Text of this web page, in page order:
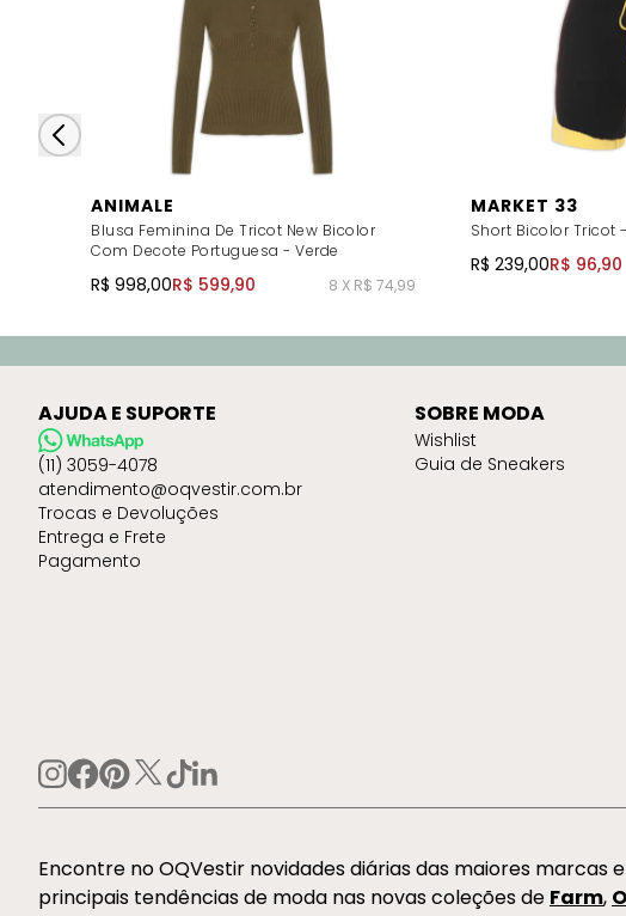
ANIMALE
Blusa Feminina De Tricot New Bicolor
Com Decote Portuguesa - Verde
R$ 998,00R$ 599,90 8 X R$ 74,99
MARKET 33
Short Bicolor Tricot
R$ 239,00R$ 96,90
AJUDA E SUPORTE
(11) 3059-4078
atendimento@oqvestir.com.br
Trocas e Devoluções
Entrega e Frete
Pagamento
SOBRE MODA
Wishlist
Guia de Sneakers
Encontre no OQVestir novidades diárias das maiores marcas
principais tendências de moda nas novas coleções de Farm,